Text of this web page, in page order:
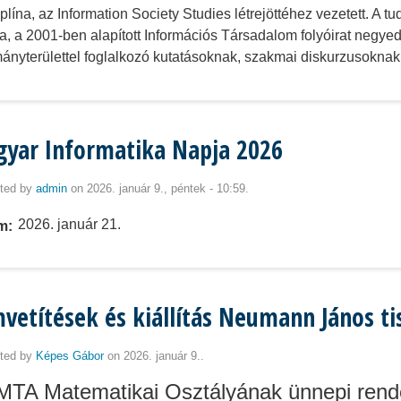
az Information Society Studies létrejöttéhez vezetett. A
a 2001-ben alapított Információs Társadalom folyóirat
foglalkozó kutatásoknak, szakmai
Informatika Napja 2026
by admin on 2026. január 9., péntek - 10:59.
2026. január 21.
és kiállítás Neumann János
by Képes Gáboron 2026. január 9..
Matematikai Osztályának ünnepi